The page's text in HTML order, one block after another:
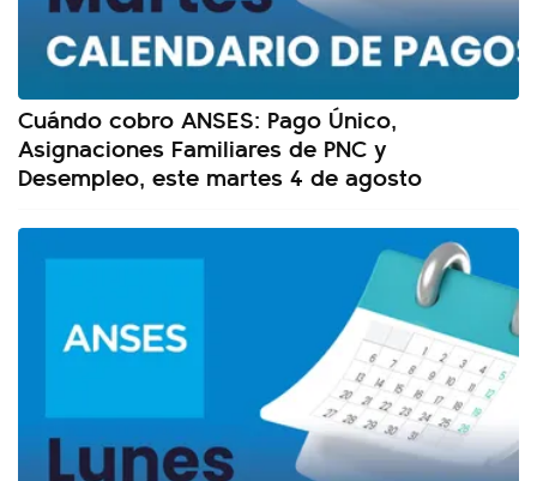
Cuándo cobro ANSES: Pago Único,
Asignaciones Familiares de PNC y
Desempleo, este martes 4 de agosto